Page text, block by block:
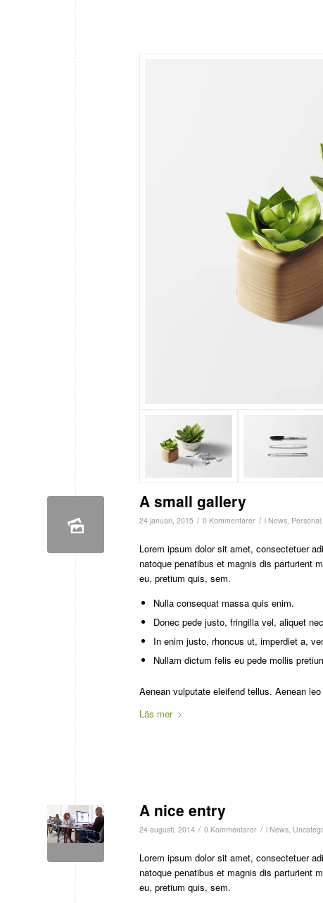
A small gallery
24 januari, 2015 / 0 Kommentarer / i News Personal
Lorem ipsum dolor sit amet, consectetuer
natoque penatibus et magnis dis parturient
eu, pretium quis, sem.
Nulla consequat massa quis enim.
Donec pede justo, fringilla vel, aliquet
In enim justo, rhoncus ut, imperdiet a,
Nullam dictum felis eu pede mollis
Aenean vulputate eleifend tellus. Aenean
Läs mer
A nice entry
24 augusti, 2014 / 0 Kommentarer / i News,
Lorem ipsum dolor sit amet, consectetuer
natoque penatibus et magnis dis parturient
eu, pretium quis, sem.